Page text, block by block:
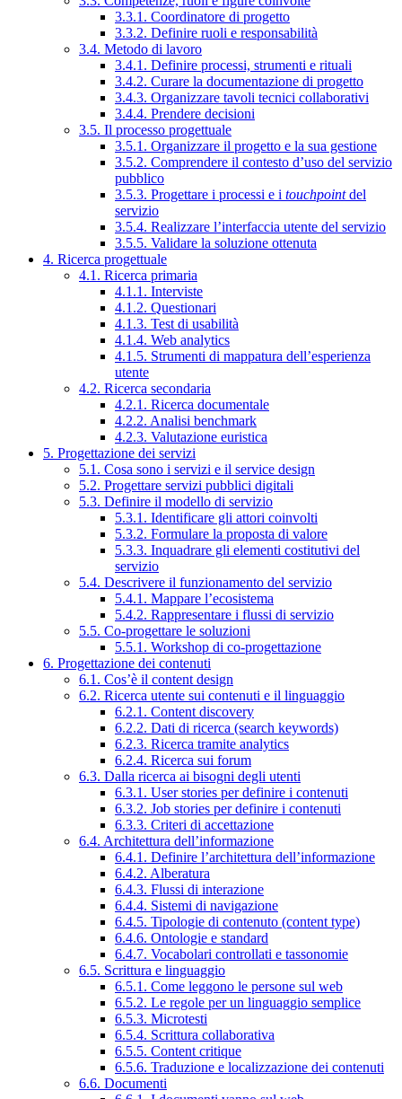
3.3.1. Coordinatore di progetto
3.3.2. Definire ruoli e responsabilità
3.4. Metodo di lavoro
3.4.1. Definire processi, strumenti e rituali
3.4.2. Curare la documentazione di progetto
3.4.3. Organizzare tavoli tecnici collaborativi
3.4.4. Prendere decisioni
3.5. Il processo progettuale
3.5.1. Organizzare il progetto e la sua gestione
3.5.2. Comprendere il contesto d’uso del servizio
pubblico
3.5.3. Progettare i processi e i touchpointdel
servizio
3.5.4. Realizzare l’interfaccia utente del servizio
3.5.5. Validare la soluzione ottenuta
4. Ricerca progettuale
4.1. Ricerca primaria
4.1.1. Interviste
4.1.2. Questionari
4.1.3. Test di usabilità
4.1.4. Web analytics
4.1.5. Strumenti di mappatura dell’esperienza
utente
4.2. Ricerca secondaria
4.2.1. Ricerca documentale
4.2.2. Analisi benchmark
4.2.3. Valutazione euristica
5. Progettazione dei servizi
5.1. Cosa sono i servizi e il service design
5.2. Progettare servizi pubblici digitali
5.3. Definire il modello di servizio
5.3.1. Identificare gli attori coinvolti
5.3.2. Formulare la proposta di valore
5.3.3. Inquadrare gli elementi costitutivi del
servizio
5.4. Descrivere il funzionamento del servizio
5.4.1. Mappare l’ecosistema
5.4.2. Rappresentare i flussi di servizio
5.5. Co-progettare le soluzioni
5.5.1. Workshop di co-progettazione
6. Progettazione dei contenuti
6.1. Cos’è il content design
6.2. Ricerca utente sui contenuti e il linguaggio
6.2.1. Content discovery
6.2.2. Dati di ricerca (search keywords)
6.2.3. Ricerca tramite analytics
6.2.4. Ricerca sui forum
6.3. Dalla ricerca ai bisogni degli utenti
6.3.1. User stories per definire i contenuti
6.3.2. Job stories per definire i contenuti
6.3.3. Criteri di accettazione
6.4. Architettura dell’informazione
6.4.1. Definire l’architettura dell’informazione
6.4.2. Alberatura
6.4.3. Flussi di interazione
6.4.4. Sistemi di navigazione
6.4.5. Tipologie di contenuto (content type)
6.4.6. Ontologie e standard
6.4.7. Vocabolari controllati e tassonomie
6.5. Scrittura e linguaggio
6.5.1. Come leggono le persone sul web
6.5.2. Le regole per un linguaggio semplice
6.5.3. Microtesti
6.5.4. Scrittura collaborativa
6.5.5. Content critique
6.5.6. Traduzione e localizzazione dei contenuti
6.6. Documenti